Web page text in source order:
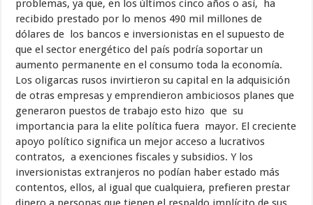
problemas, ya que, en los últimos cinco años o así, ha
recibido prestado por lo menos 490 mil millones de
dólares de los bancos e inversionistas en el supuesto de
que el sector energético del país podría soportar un
aumento permanente en el consumo toda la economía.
Los oligarcas rusos invirtieron su capital en la adquisición
de otras empresas y emprendieron ambiciosos planes que
generaron puestos de trabajo esto hizo que su
importancia para la elite política fuera mayor. El creciente
apoyo político significa un mejor acceso a lucrativos
contratos, a exenciones fiscales y subsidios. Y los
inversionistas extranjeros no podían haber estado más
contentos, ellos, al igual que cualquiera, prefieren prestar